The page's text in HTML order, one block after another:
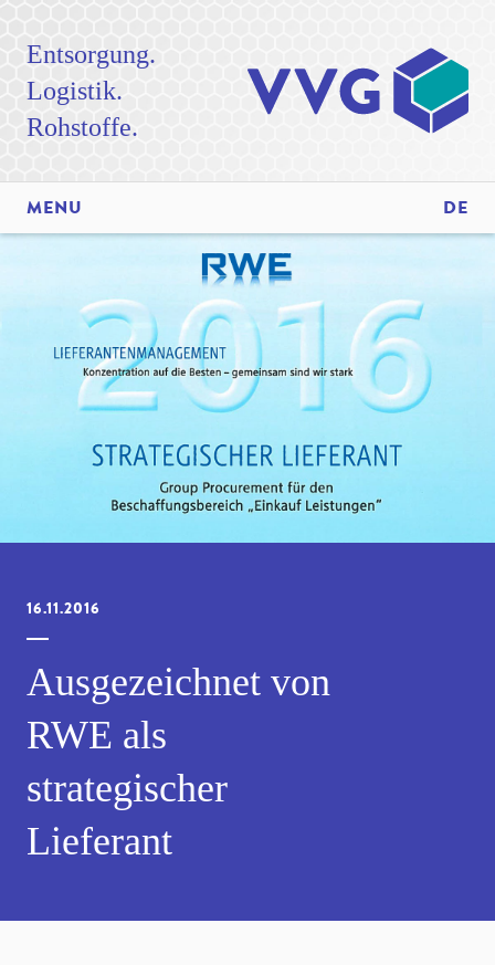
Entsorgung.
Logistik.
Rohstoffe.
MENU DE
16.11.2016
Ausgezeichnet von
RWE als
strategischer
Lieferant